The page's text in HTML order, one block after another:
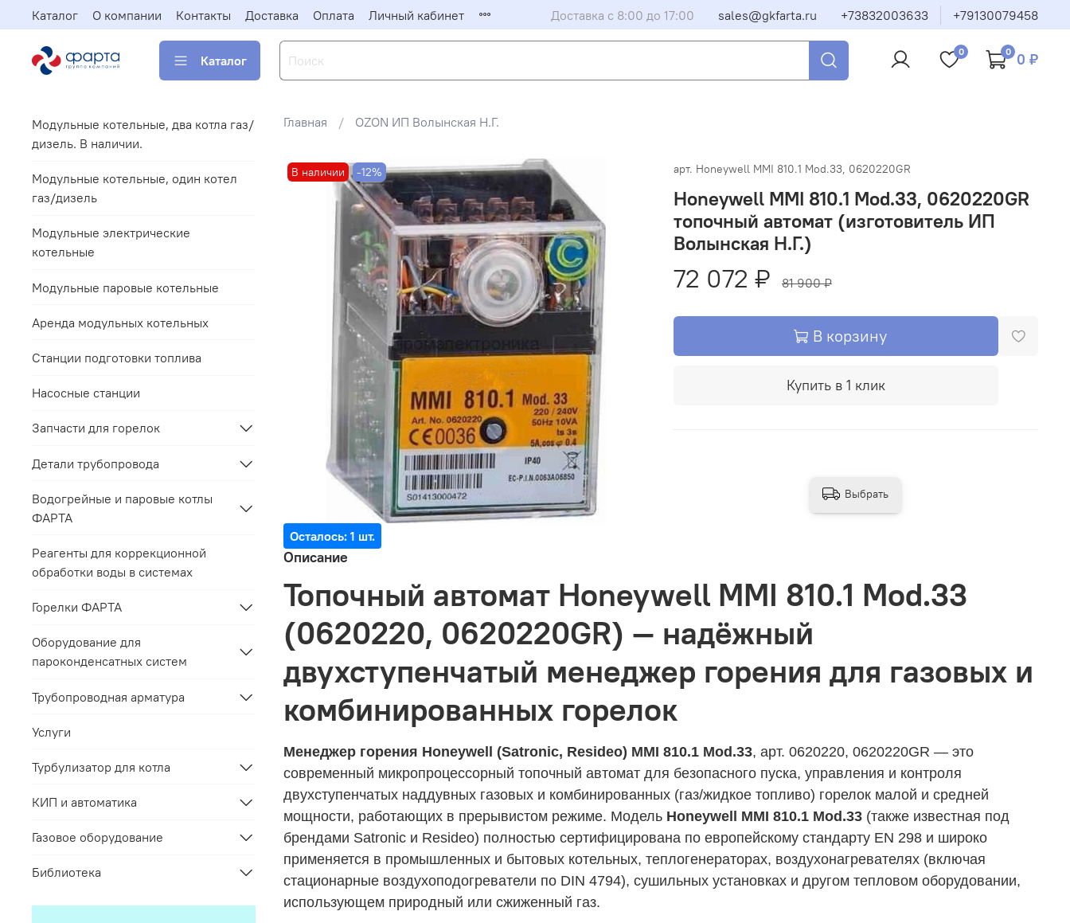
Каталог О компании Контакты Доставка Оплата Личный кабинет Доставка с 8:00 до 17:00 sales@gkfarta.ru +73832003633 +79130079458
Каталог
0 0 0 ₽
Главная OZON ИП Волынская Н.Г.
Осталось: 1 шт.
В наличии -12% арт. Honeywell MMI 810.1 Mod.33, 0620220GR
Honeywell MMI 810.1 Mod.33, 0620220GR
топочный автомат (изготовитель ИП
Волынская Н.Г.)
72 072 ₽ 81 900 ₽
В корзину
Купить в 1 клик
Описание
Топочный автомат Honeywell MMI 810.1 Mod.33
(0620220, 0620220GR) — надёжный
двухступенчатый менеджер горения для газовых и
комбинированных горелок
Менеджер горения Honeywell (Satronic, Resideo) MMI 810.1 Mod.33, арт. 0620220, 0620220GR — это
современный микропроцессорный топочный автомат для безопасного пуска, управления и контроля
двухступенчатых наддувных газовых и комбинированных (газ/жидкое топливо) горелок малой и средней
мощности, работающих в прерывистом режиме. Модель Honeywell MMI 810.1 Mod.33(также известная под
брендами Satronic и Resideo) полностью сертифицирована по европейскому стандарту EN 298 и широко
применяется в промышленных и бытовых котельных, теплогенераторах, воздухонагревателях (включая
стационарные воздухоподогреватели по DIN 4794), сушильных установках и другом тепловом оборудовании,
использующем природный или сжиженный газ.
Выбрать
Модульные котельные, два котла газ/
дизель. В наличии.
Модульные котельные, один котел
газ/дизель
Модульные электрические
котельные
Модульные паровые котельные
Аренда модульных котельных
Станции подготовки топлива
Насосные станции
Запчасти для горелок
Детали трубопровода
Водогрейные и паровые котлы
ФАРТА
Реагенты для коррекционной
обработки воды в системах
Горелки ФАРТА
Оборудование для
пароконденсатных систем
Трубопроводная арматура
Услуги
Турбулизатор для котла
КИП и автоматика
Газовое оборудование
Библиотека